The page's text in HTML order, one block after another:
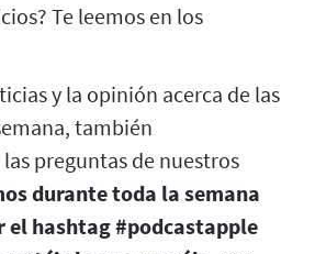
Te leemos en los
y la opinión acerca de las
también
preguntas de nuestros
durante toda la semana
hashtag #podcastapple